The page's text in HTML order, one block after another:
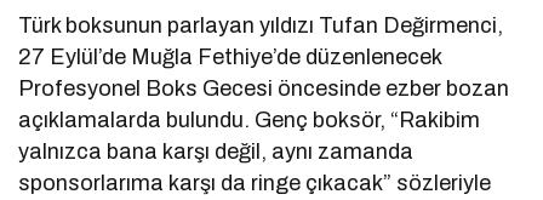
Türk boksunun parlayan yıldızı Tufan Değirmenci,
27 Eylül’de Muğla Fethiye’de düzenlenecek
Profesyonel Boks Gecesi öncesinde ezber bozan
açıklamalarda bulundu. Genç boksör, “Rakibim
yalnızca bana karşı değil, aynı zamanda
sponsorlarıma karşı da ringe çıkacak” sözleriyle